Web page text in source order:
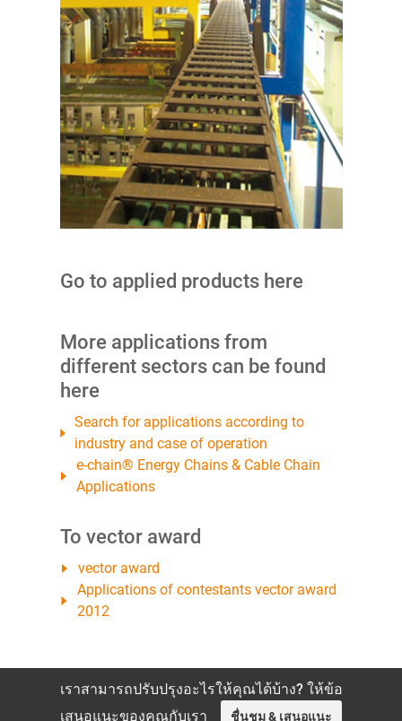
Go to applied products here
More applications from
different sectors can be found
here
Search for applications according to
industry and case of operation
e-chain® Energy Chains & Cable Chain
Applications
To vector award
vector award
Applications of contestants vector award
2012
เราสามารถปรับปรุงอะไรให้คุณได้บ้าง? ให้ข้อ
เสนอแนะของคุณกับเรา
ชื่นชม & เสนอแนะ